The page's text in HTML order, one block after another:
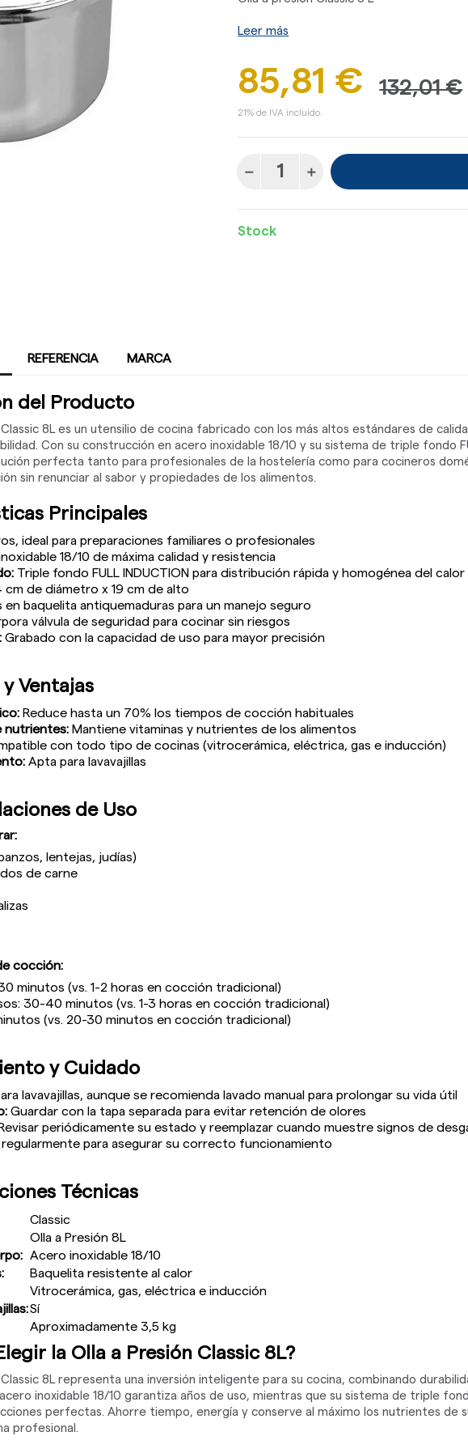
Leer más
85,81 € 132,01 €
21% de IVA incluido.
Stock
REFERENCIA MARCA
del Producto
Classic 8L es un utensilio de cocina fabricado con los más altos estándares de
Con su construcción en acero inoxidable 18/10 y su sistema de triple fondo
perfecta tanto para profesionales de la hostelería como para cocineros
sin renunciar al sabor y propiedades de los alimentos.
Principales
ideal para preparaciones familiares o profesionales
18/10 de máxima calidad y resistencia
Triple fondo FULL INDUCTION para distribución rápida y homogénea del calor
de diámetro x 19 cm de alto
en baquelita antiquemaduras para un manejo seguro
válvula de seguridad para cocinar sin riesgos
Grabado con la capacidad de uso para mayor precisión
Ventajas
Reduce hasta un 70% los tiempos de cocción habituales
nutrientes:Mantiene vitaminas y nutrientes de los alimentos
con todo tipo de cocinas (vitrocerámica, eléctrica, gas e inducción)
Apta para lavavajillas
de Uso
lentejas, judías)
de carne
cocción:
minutos (vs. 1-2 horas en cocción tradicional)
30-40 minutos (vs. 1-3 horas en cocción tradicional)
(vs. 20-30 minutos en cocción tradicional)
y Cuidado
lavavajillas, aunque se recomienda lavado manual para prolongar su vida útil
Guardar con la tapa separada para evitar retención de olores
periódicamente su estado y reemplazar cuando muestre signos de
para asegurar su correcto funcionamiento
Técnicas
Classic
Olla a Presión 8L
Acero inoxidable 18/10
Baquelita resistente al calor
Vitrocerámica, gas, eléctrica e inducción
Sí
Aproximadamente 3,5 kg
la Olla a Presión Classic 8L?
Classic 8L representa una inversión inteligente para su cocina, combinando
inoxidable 18/10 garantiza años de uso, mientras que su sistema de triple
perfectas. Ahorre tiempo, energía y conserve al máximo los nutrientes de
profesional.